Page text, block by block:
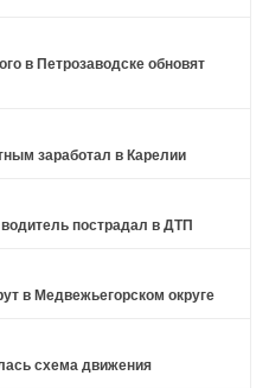
в Петрозаводске обновят
заработал в Карелии
пострадал в ДТП
в Медвежьегорском округе
схема движения